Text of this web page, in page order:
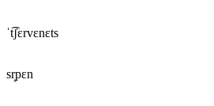
ˈt͡ʃɛrvɛnɛts
sr̝pɛn